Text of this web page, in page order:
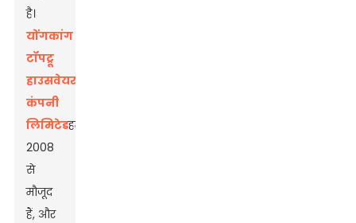
है।
योंगकांग
टॉपट्रू
हाउसवेयर
कंपनी
लिमिटेडहम
2008
से
मौजूद
हैं, और